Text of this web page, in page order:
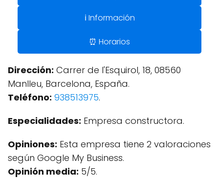
ℹ️ Información
⏰ Horarios
Dirección: Carrer de l'Esquirol, 18, 08560
Manlleu, Barcelona, España.
Teléfono: 938513975.
Especialidades: Empresa constructora.
Opiniones: Esta empresa tiene 2 valoraciones
según Google My Business.
Opinión media: 5/5.